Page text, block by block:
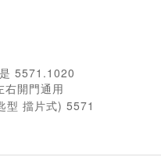
5571.1020
右開門通用